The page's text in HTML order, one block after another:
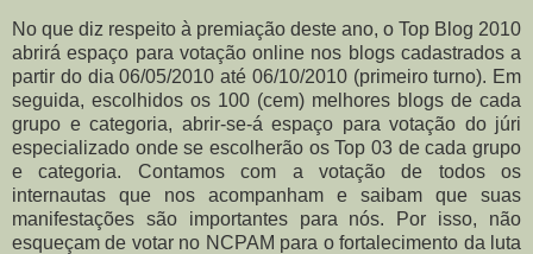
No que diz respeito à premiação deste ano, o Top Blog 2010
abrirá espaço para votação online nos blogs cadastrados a
partir do dia 06/05/2010 até 06/10/2010 (primeiro turno). Em
seguida, escolhidos os 100 (cem) melhores blogs de cada
grupo e categoria, abrir-se-á espaço para votação do júri
especializado onde se escolherão os Top 03 de cada grupo
e categoria. Contamos com a votação de todos os
internautas que nos acompanham e saibam que suas
manifestações são importantes para nós. Por isso, não
esqueçam de votar no NCPAM para o fortalecimento da luta